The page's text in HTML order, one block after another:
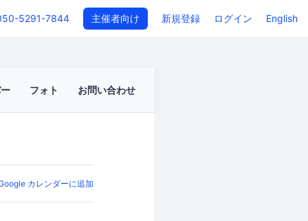
5291-7844 主催者向け 新規登録 ログイン English
フォト お問い合わせ
カレンダーに追加